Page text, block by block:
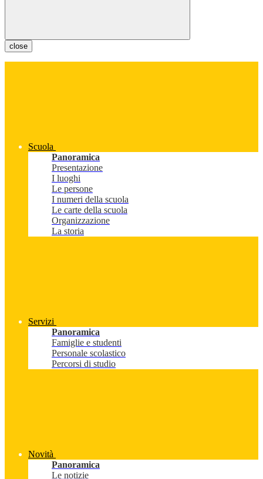
close
Scuola
Panoramica
Presentazione
I luoghi
Le persone
I numeri della scuola
Le carte della scuola
Organizzazione
La storia
Servizi
Panoramica
Famiglie e studenti
Personale scolastico
Percorsi di studio
Novità
Panoramica
Le notizie